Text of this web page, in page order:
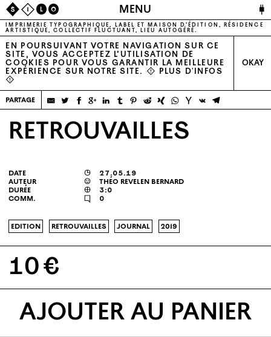
SILO MENU 🔌
IMPRIMERIE TYPOGRAPHIQUE, LABEL ET MAISON D’ÉDITION, RÉSIDENCE
ARTISTIQUE, COLLECTIF FLUCTUANT, LIEU AUTOGÉRÉ.
EN POURSUIVANT VOTRE NAVIGATION SUR CE
SITE, VOUS ACCEPTEZ L’UTILISATION DE
COOKIES POUR VOUS GARANTIR LA MEILLEURE
EXPÉRIENCE SUR NOTRE SITE. ⚠ PLUS D'INFOS
⚠
OKAY
partage
RETROUVAILLES
date ◶ 27.05.19
auteur ☺ théo revelen bernard
durée  3:0
comm. 🗨 0
edition retrouvailles journal 2019
10 €
AJOUTER AU PANIER